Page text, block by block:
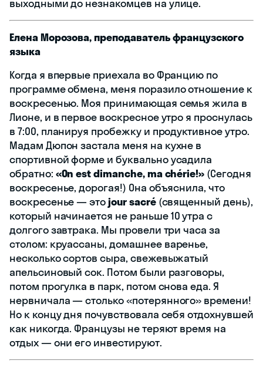
выходными до незнакомцев на улице.
Елена Морозова, преподаватель французского
языка
Когда я впервые приехала во Францию по
программе обмена, меня поразило отношение к
воскресенью. Моя принимающая семья жила в
Лионе, и в первое воскресное утро я проснулась
в 7:00, планируя пробежку и продуктивное утро.
Мадам Дюпон застала меня на кухне в
спортивной форме и буквально усадила
обратно: «On est dimanche, ma chérie!» (Сегодня
воскресенье, дорогая!) Она объяснила, что
воскресенье — этоjour sacré(священный день),
который начинается не раньше 10 утра с
долгого завтрака. Мы провели три часа за
столом: круассаны, домашнее варенье,
несколько сортов сыра, свежевыжатый
апельсиновый сок. Потом были разговоры,
потом прогулка в парк, потом снова еда. Я
нервничала — столько «потерянного» времени!
Но к концу дня почувствовала себя отдохнувшей
как никогда. Французы не теряют время на
отдых — они его инвестируют.